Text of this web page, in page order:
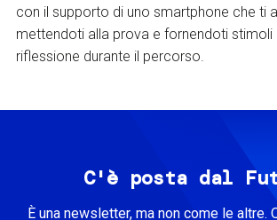
con il supporto di uno smartphone che ti
mettendoti alla prova e fornendoti stimoli
riflessione durante il percorso.
C'è posta dal
È una newsletter, ma non come le altre.